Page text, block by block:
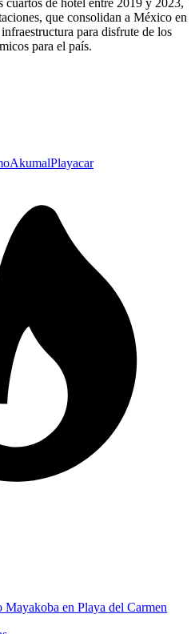
de hotel entre 2019 y 2023,
que consolidan a México en
para disfrute de los
para el país.
AkumalPlayacar
en Playa del Carmen